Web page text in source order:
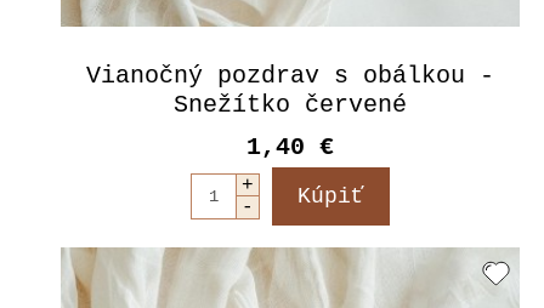
Vianočný pozdrav s obálkou -
Snežítko červené
1,40 €